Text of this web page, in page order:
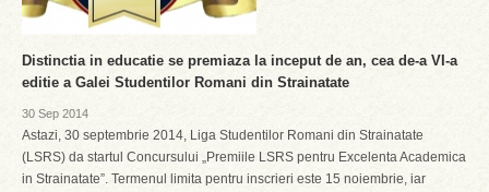
Distinctia in educatie se premiaza la inceput de an, cea de-a VI-a
editie a Galei Studentilor Romani din Strainatate
30 Sep 2014
Astazi, 30 septembrie 2014, Liga Studentilor Romani din Strainatate
(LSRS) da startul Concursului „Premiile LSRS pentru Excelenta Academica
in Strainatate”. Termenul limita pentru inscrieri este 15 noiembrie, iar